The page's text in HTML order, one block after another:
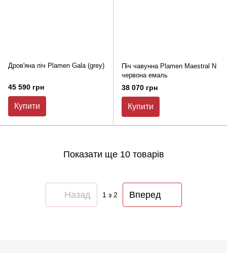
Дров'яна піч Plamen Gala (grey)
45 590 грн
Купити
Піч чавунна Plamen Maestral N
червона емаль
38 070 грн
Купити
Показати ще 10 товарів
Назад 1з 2 Вперед